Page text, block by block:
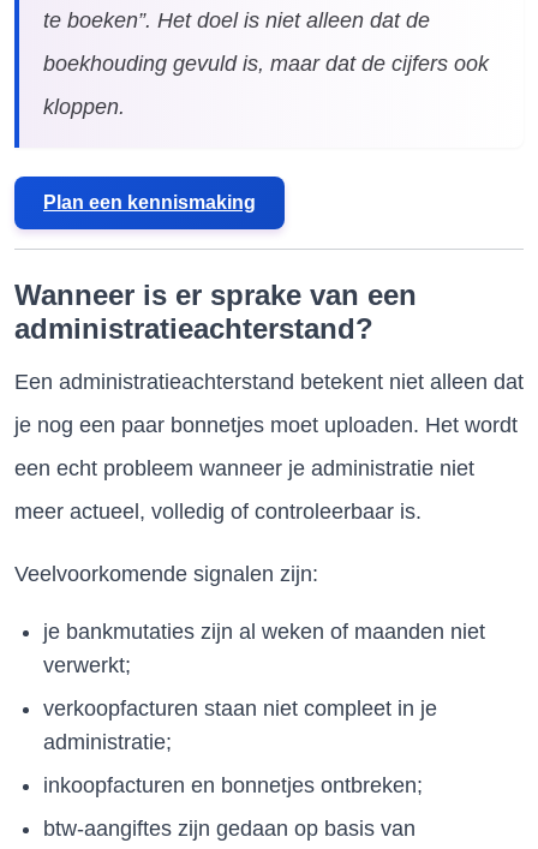
te boeken”. Het doel is niet alleen dat de
boekhouding gevuld is, maar dat de cijfers ook
kloppen.
Plan een kennismaking
Wanneer is er sprake van een
administratieachterstand?
Een administratieachterstand betekent niet alleen dat
je nog een paar bonnetjes moet uploaden. Het wordt
een echt probleem wanneer je administratie niet
meer actueel, volledig of controleerbaar is.
Veelvoorkomende signalen zijn:
je bankmutaties zijn al weken of maanden niet
verwerkt;
verkoopfacturen staan niet compleet in je
administratie;
inkoopfacturen en bonnetjes ontbreken;
btw-aangiftes zijn gedaan op basis van